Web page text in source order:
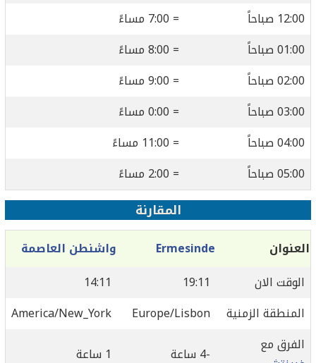
12:00 صباحاً
= 7:00 مساءً
01:00 صباحاً
= 8:00 مساءً
02:00 صباحاً
= 9:00 مساءً
03:00 صباحاً
= 0:00 مساءً
04:00 صباحاً
= 11:00 مساءً
05:00 صباحاً
= 2:00 مساءً
المقارنة
العنوان Ermesinde
واشنطن العاصمة
الوقت الان
19:11
14:11
المنطقة الزمنية
Europe/Lisbon
America/New_York
الفرق مع
-4 ساعة
1 ساعة